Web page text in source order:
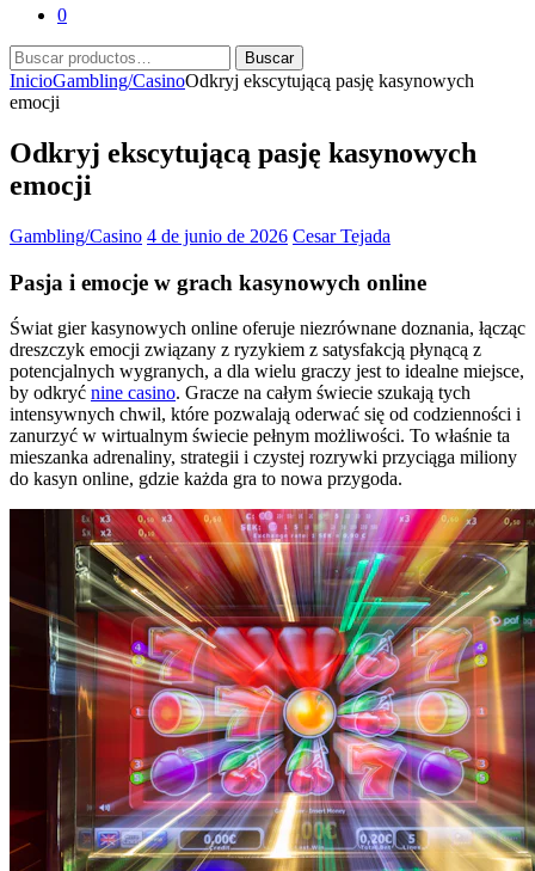
0
Buscar
por:
Buscar
InicioGambling/CasinoOdkryj ekscytującą pasję kasynowych
emocji
Odkryj ekscytującą pasję kasynowych
emocji
Gambling/Casino 4 de junio de 2026 Cesar Tejada
Pasja i emocje w grach kasynowych online
Świat gier kasynowych online oferuje niezrównane doznania, łącząc
dreszczyk emocji związany z ryzykiem z satysfakcją płynącą z
potencjalnych wygranych, a dla wielu graczy jest to idealne miejsce,
by odkryć nine casino. Gracze na całym świecie szukają tych
intensywnych chwil, które pozwalają oderwać się od codzienności i
zanurzyć w wirtualnym świecie pełnym możliwości. To właśnie ta
mieszanka adrenaliny, strategii i czystej rozrywki przyciąga miliony
do kasyn online, gdzie każda gra to nowa przygoda.